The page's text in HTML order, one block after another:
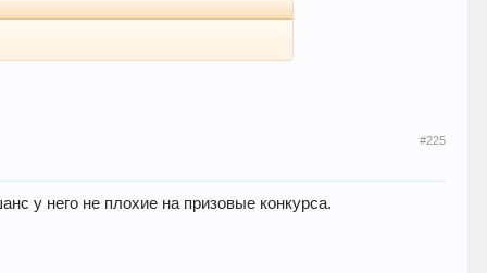
#225
у него не плохие на призовые конкурса.